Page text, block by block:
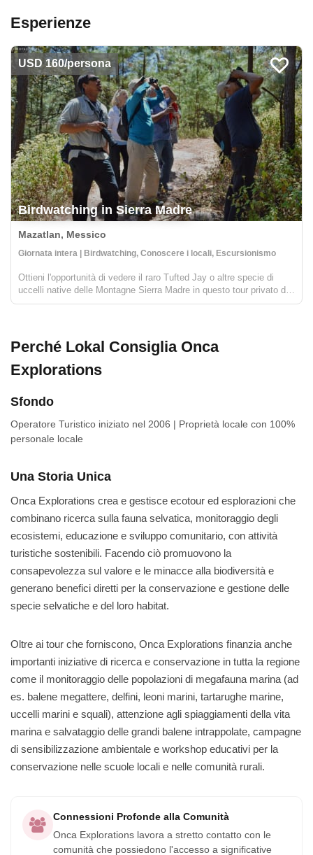
Esperienze
USD 160/persona
Birdwatching in Sierra Madre
Mazatlan, Messico
Giornata intera | Birdwatching, Conoscere i locali, Escursionismo
Ottieni l'opportunità di vedere il raro Tufted Jay o altre specie di
uccelli native delle Montagne Sierra Madre in questo tour privato di
birdwatching. Le Montagne Sierra Madre si trovano vicino ai confini
Perché Lokal Consiglia Onca
Explorations
Sfondo
Operatore Turistico iniziato nel 2006 | Proprietà locale con 100%
personale locale
Una Storia Unica
Onca Explorations crea e gestisce ecotour ed esplorazioni che
combinano ricerca sulla fauna selvatica, monitoraggio degli
ecosistemi, educazione e sviluppo comunitario, con attività
turistiche sostenibili. Facendo ciò promuovono la
consapevolezza sul valore e le minacce alla biodiversità e
generano benefici diretti per la conservazione e gestione delle
specie selvatiche e del loro habitat.
Oltre ai tour che forniscono, Onca Explorations finanzia anche
importanti iniziative di ricerca e conservazione in tutta la regione
come il monitoraggio delle popolazioni di megafauna marina (ad
es. balene megattere, delfini, leoni marini, tartarughe marine,
uccelli marini e squali), attenzione agli spiaggiamenti della vita
marina e salvataggio delle grandi balene intrappolate, campagne
di sensibilizzazione ambientale e workshop educativi per la
conservazione nelle scuole locali e nelle comunità rurali.
Connessioni Profonde alla Comunità
Onca Explorations lavora a stretto contatto con le
comunità che possiedono l'accesso a significative